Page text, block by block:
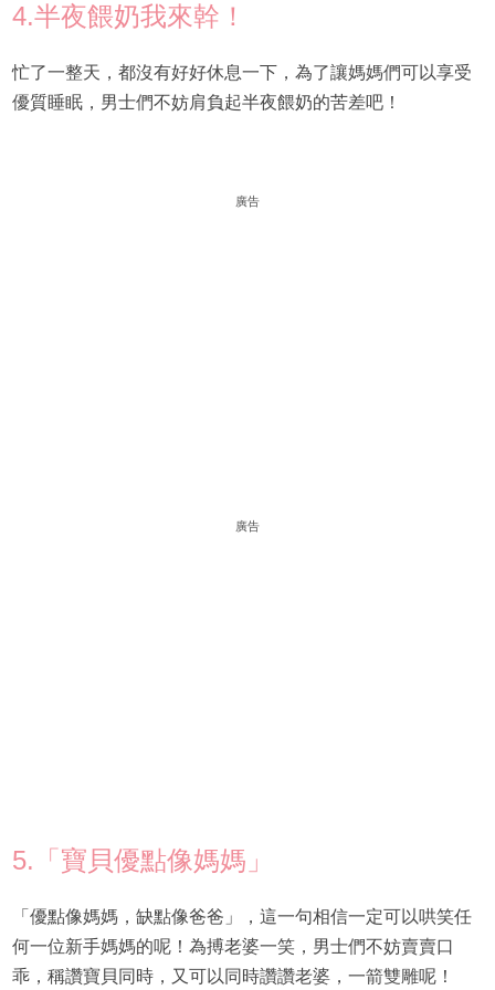
4.半夜餵奶我來幹！
忙了一整天，都沒有好好休息一下，為了讓媽媽們可以享受
優質睡眠，男士們不妨肩負起半夜餵奶的苦差吧！
廣告
廣告
5.「寶貝優點像媽媽」
「優點像媽媽，缺點像爸爸」，這一句相信一定可以哄笑任
何一位新手媽媽的呢！為搏老婆一笑，男士們不妨賣賣口
乖，稱讚寶貝同時，又可以同時讚讚老婆，一箭雙雕呢！